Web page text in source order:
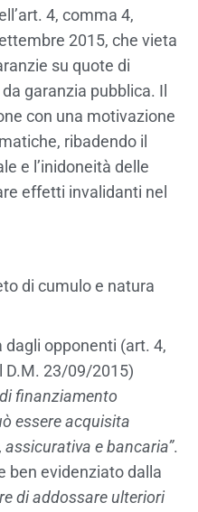
4, comma 4,
2015, che vieta
su quote di
garanzia pubblica. Il
con una motivazione
ribadendo il
e l’inidoneità delle
effetti invalidanti nel
di cumulo e natura
opponenti (art. 4,
D.M. 23/09/2015)
finanziamento
essere acquisita
e bancaria”.
ben evidenziato dalla
di addossare ulteriori